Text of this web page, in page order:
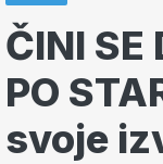
ČINI SE
PO
svoje